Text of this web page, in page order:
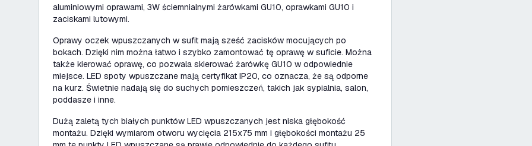
aluminiowymi oprawami, 3W ściemnialnymi żarówkami GU10, oprawkami GU10 i
zaciskami lutowymi.
Oprawy oczek wpuszczanych w sufit mają sześć zacisków mocujących po
bokach. Dzięki nim można łatwo i szybko zamontować tę oprawę w suficie. Można
także kierować oprawę, co pozwala skierować żarówkę GU10 w odpowiednie
miejsce. LED spoty wpuszczane mają certyfikat IP20, co oznacza, że są odporne
na kurz. Świetnie nadają się do suchych pomieszczeń, takich jak sypialnia, salon,
poddasze i inne.
Dużą zaletą tych białych punktów LED wpuszczanych jest niska głębokość
montażu. Dzięki wymiarom otworu wycięcia 215x75 mm i głębokości montażu 25